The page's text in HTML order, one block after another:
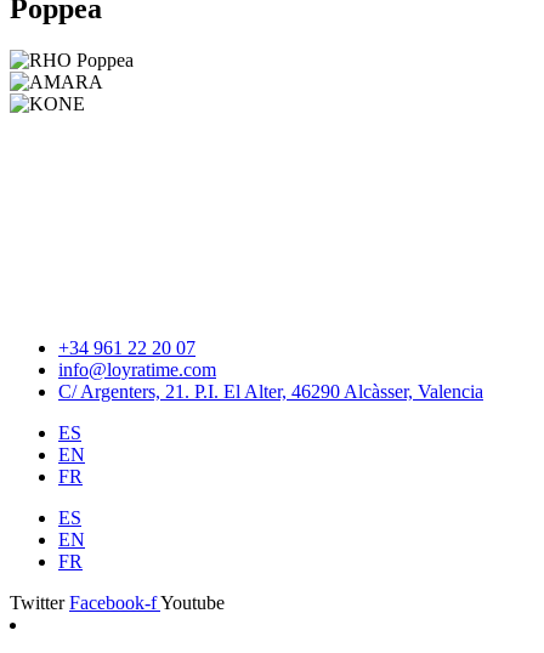
Poppea
+34 961 22 20 07
info@loyratime.com
C/ Argenters, 21. P.I. El Alter, 46290 Alcàsser, Valencia
ES
EN
FR
ES
EN
FR
Twitter Facebook-fYoutube